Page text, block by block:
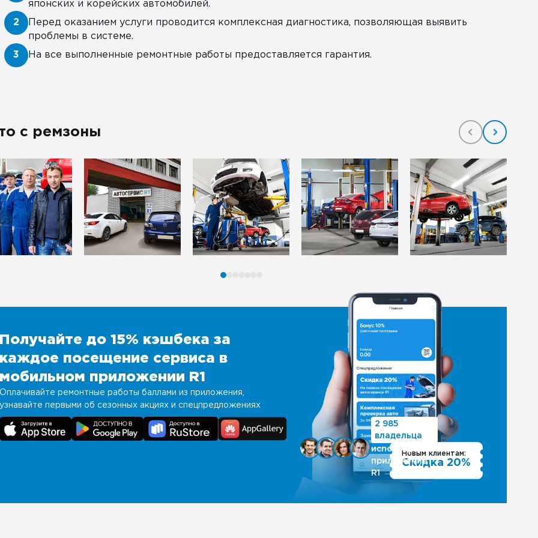
японских и корейских автомобилей.
2
Перед оказанием услуги проводится комплексная диагностика, позволяющая выявить
проблемы в системе.
3 На все выполненные ремонтные работы предоставляется гарантия.
с ремзоны
Получайте до 15% кэшбека за
каждое посещение сервиса в
мобильном приложении R1
Оплачивайте ремонтные работы баллами из приложения,
узнавайте первыми об сезонных акциях и спецпредложениях
Новым клиентам:
Скидка 20%
2 985
владельца
используют
приложение
R1